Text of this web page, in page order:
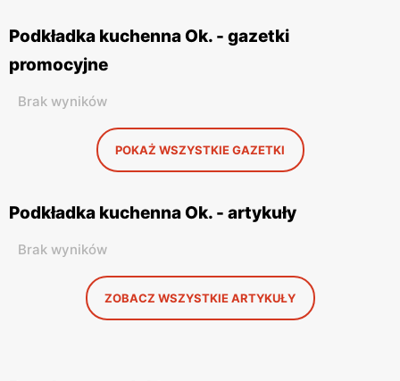
Podkładka kuchenna Ok. - gazetki
promocyjne
Brak wyników
POKAŻ WSZYSTKIE GAZETKI
Podkładka kuchenna Ok. - artykuły
Brak wyników
ZOBACZ WSZYSTKIE ARTYKUŁY